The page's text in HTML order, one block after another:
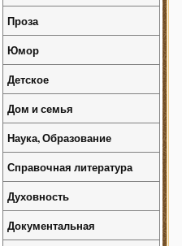
Проза
Юмор
Детское
Дом и семья
Наука, Образование
Справочная литература
Духовность
Документальная